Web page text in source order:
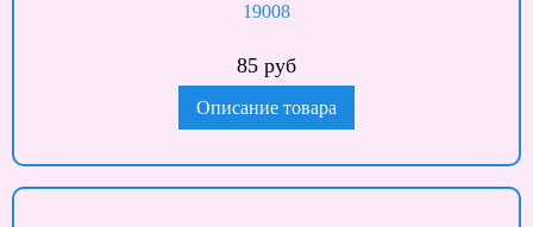
19008
85 руб
Описание товара